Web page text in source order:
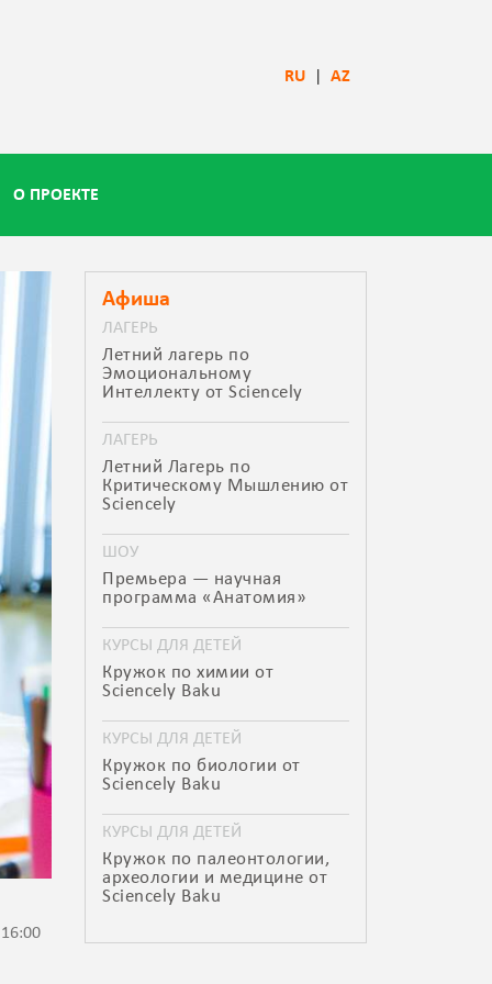
RU| AZ
О ПРОЕКТЕ
Афиша
ЛАГЕРЬ
Летний лагерь по
Эмоциональному
Интеллекту от Sciencely
ЛАГЕРЬ
Летний Лагерь по
Критическому Мышлению от
Sciencely
ШОУ
Премьера — научная
программа «Анатомия»
КУРСЫ ДЛЯ ДЕТЕЙ
Кружок по химии от
Sciencely Baku
КУРСЫ ДЛЯ ДЕТЕЙ
Кружок по биологии от
Sciencely Baku
КУРСЫ ДЛЯ ДЕТЕЙ
Кружок по палеонтологии,
археологии и медицине от
Sciencely Baku